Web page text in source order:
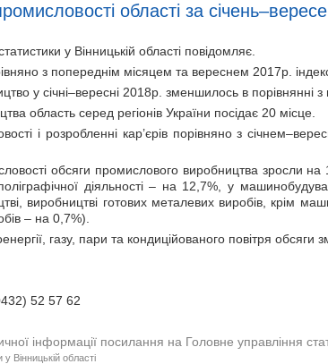
області за
у Вінницькій області повідомляє.
з попереднім місяцем та вереснем 2017р.
у січні–вересні 2018р. зменшилось в порівнянні
область серед регіонів України посідає 20 місце.
і розробленні кар’єрів порівняно з
обсяги промислового виробництва зросли на
діяльності – на 12,7%, у
виробництві готових металевих виробів, крім
– на 0,7%).
газу, пари та кондиційованого повітря
52 57 62
інформації посилання на Головне управління
Вінницькій області